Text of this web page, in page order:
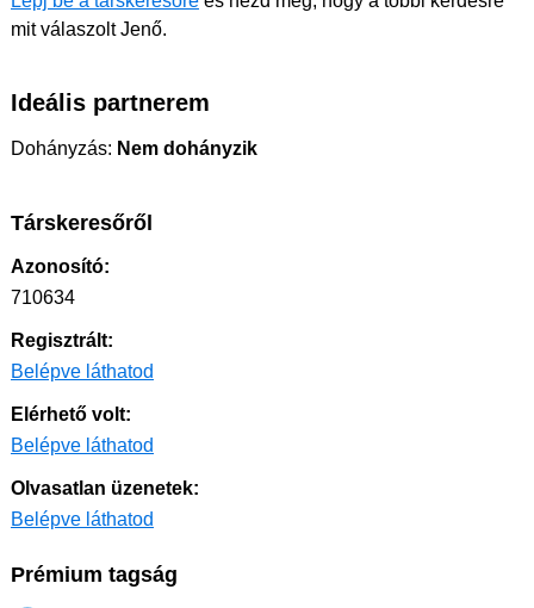
mit válaszolt Jenő.
Ideális partnerem
Dohányzás: Nem dohányzik
Társkeresőről
Azonosító:
710634
Regisztrált:
Belépve láthatod
Elérhető volt:
Belépve láthatod
Olvasatlan üzenetek:
Belépve láthatod
Prémium tagság